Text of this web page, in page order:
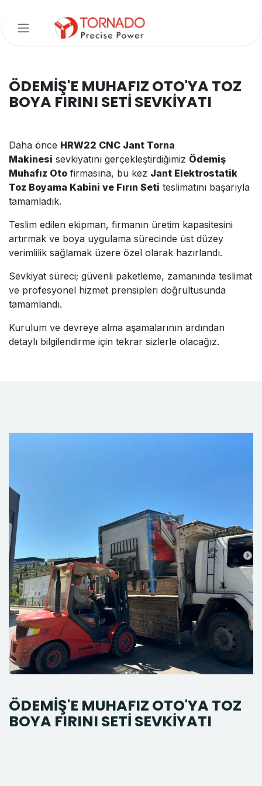
ÖDEMİŞ'E MUHAFIZ OTO'YA TOZ
BOYA FIRINI SETİ SEVKİYATI
Daha önce HRW22 CNC Jant Torna
Makinesi sevkiyatını gerçekleştirdiğimiz Ödemiş
Muhafız Oto firmasına, bu kez Jant Elektrostatik
Toz Boyama Kabini ve Fırın Seti teslimatını başarıyla
tamamladık.
Teslim edilen ekipman, firmanın üretim kapasitesini
artırmak ve boya uygulama sürecinde üst düzey
verimlilik sağlamak üzere özel olarak hazırlandı.
Sevkiyat süreci; güvenli paketleme, zamanında teslimat
ve profesyonel hizmet prensipleri doğrultusunda
tamamlandı.
Kurulum ve devreye alma aşamalarının ardından
detaylı bilgilendirme için tekrar sizlerle olacağız.
ÖDEMİŞ'E MUHAFIZ OTO'YA TOZ
BOYA FIRINI SETİ SEVKİYATI